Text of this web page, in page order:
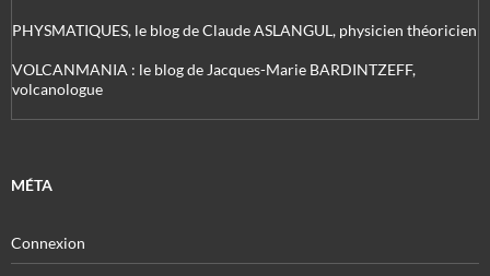
PHYSMATIQUES, le blog de Claude ASLANGUL, physicien théoricien
VOLCANMANIA : le blog de Jacques-Marie BARDINTZEFF,
volcanologue
MÉTA
Connexion